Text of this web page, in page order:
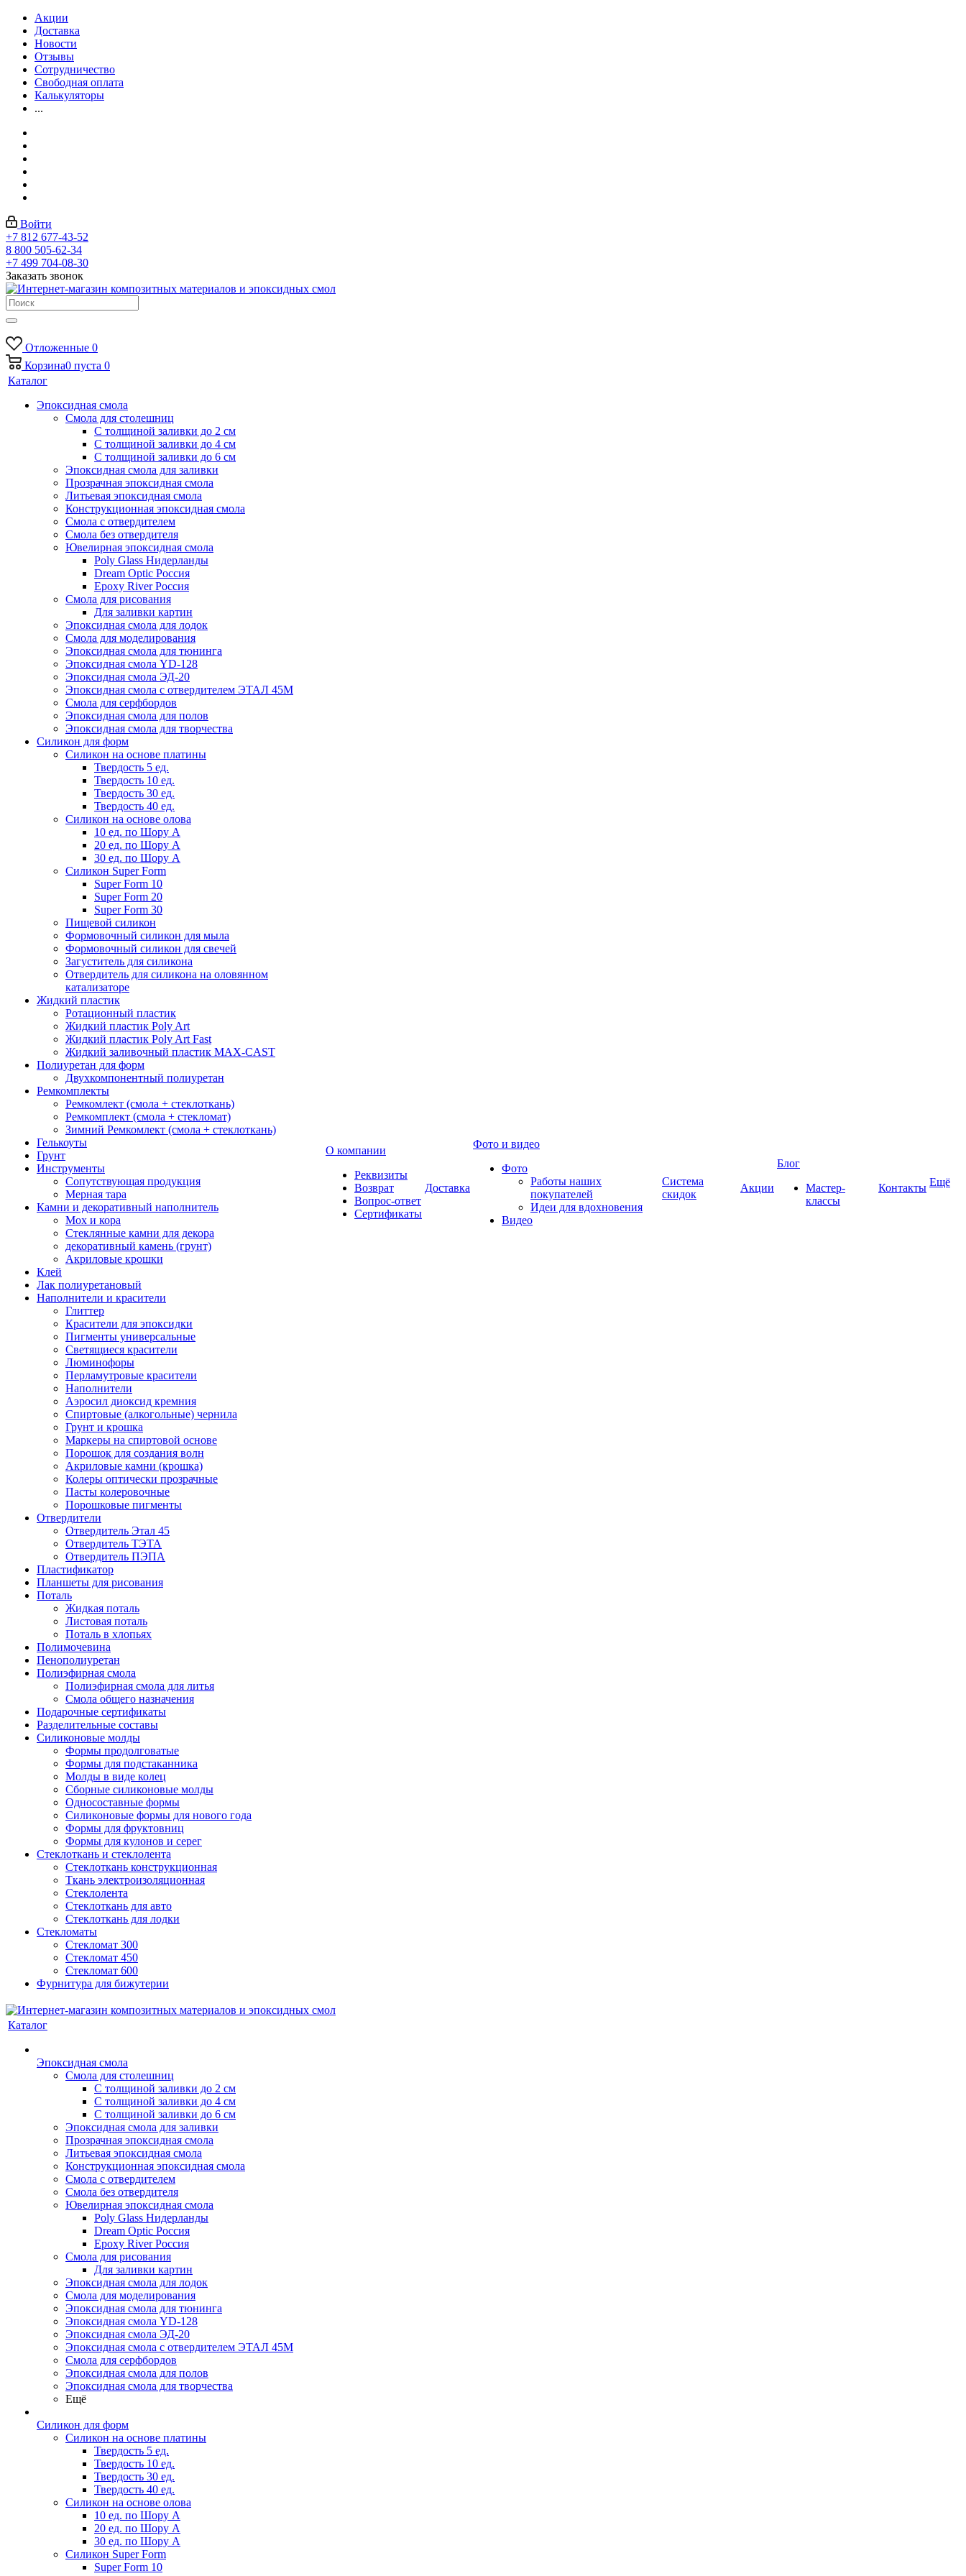
Акции
Доставка
Новости
Отзывы
Сотрудничество
Свободная оплата
Калькуляторы
...
Войти
+7 812 677-43-52
8 800 505-62-34
+7 499 704-08-30
Заказать звонок
Отложенные 0
Корзина0 пуста 0
Каталог
Эпоксидная смола
Смола для столешниц
С толщиной заливки до 2 см
С толщиной заливки до 4 см
С толщиной заливки до 6 см
Эпоксидная смола для заливки
Прозрачная эпоксидная смола
Литьевая эпоксидная смола
Конструкционная эпоксидная смола
Смола с отвердителем
Смола без отвердителя
Ювелирная эпоксидная смола
Poly Glass Нидерланды
Dream Optic Россия
Epoxy River Россия
Смола для рисования
Для заливки картин
Эпоксидная смола для лодок
Смола для моделирования
Эпоксидная смола для тюнинга
Эпоксидная смола YD-128
Эпоксидная смола ЭД-20
Эпоксидная смола с отвердителем ЭТАЛ 45М
Смола для серфбордов
Эпоксидная смола для полов
Эпоксидная смола для творчества
Силикон для форм
Силикон на основе платины
Твердость 5 ед.
Твердость 10 ед.
Твердость 30 ед.
Твердость 40 ед.
Силикон на основе олова
10 ед. по Шору А
20 ед. по Шору А
30 ед. по Шору А
Силикон Super Form
Super Form 10
Super Form 20
Super Form 30
Пищевой силикон
Формовочный силикон для мыла
Формовочный силикон для свечей
Загуститель для силикона
Отвердитель для силикона на оловянном
катализаторе
Жидкий пластик
Ротационный пластик
Жидкий пластик Poly Art
Жидкий пластик Poly Art Fast
Жидкий заливочный пластик MAX-CAST
Полиуретан для форм
Двухкомпонентный полиуретан
Ремкомплекты
Ремкомлект (смола + стеклоткань)
Ремкомплект (смола + стекломат)
Зимний Ремкомлект (смола + стеклоткань)
Гелькоуты
Грунт
Инструменты
Сопутствующая продукция
Мерная тара
Камни и декоративный наполнитель
Мох и кора
Стеклянные камни для декора
декоративный камень (грунт)
Акриловые крошки
Клей
Лак полиуретановый
Наполнители и красители
Глиттер
Красители для эпоксидки
Пигменты универсальные
Светящиеся красители
Люминофоры
Перламутровые красители
Наполнители
Аэросил диоксид кремния
Спиртовые (алкогольные) чернила
Грунт и крошка
Маркеры на спиртовой основе
Порошок для создания волн
Акриловые камни (крошка)
Колеры оптически прозрачные
Пасты колеровочные
Порошковые пигменты
Отвердители
Отвердитель Этал 45
Отвердитель ТЭТА
Отвердитель ПЭПА
Пластификатор
Планшеты для рисования
Поталь
Жидкая поталь
Листовая поталь
Поталь в хлопьях
Полимочевина
Пенополиуретан
Полиэфирная смола
Полиэфирная смола для литья
Смола общего назначения
Подарочные сертификаты
Разделительные составы
Силиконовые молды
Формы продолговатые
Формы для подстаканника
Молды в виде колец
Сборные силиконовые молды
Односоставные формы
Силиконовые формы для нового года
Формы для фруктовниц
Формы для кулонов и серег
Стеклоткань и стеклолента
Стеклоткань конструкционная
Ткань электроизоляционная
Стеклолента
Стеклоткань для авто
Стеклоткань для лодки
Стекломаты
Стекломат 300
Стекломат 450
Стекломат 600
Фурнитура для бижутерии
О компании
Реквизиты
Возврат
Вопрос-ответ
Сертификаты
Доставка
Фото и видео
Фото
Работы наших
покупателей
Идеи для вдохновения
Видео
Система
скидок
Акции
Блог
Мастер-
классы
Контакты Ещё
Каталог
Эпоксидная смола
Смола для столешниц
С толщиной заливки до 2 см
С толщиной заливки до 4 см
С толщиной заливки до 6 см
Эпоксидная смола для заливки
Прозрачная эпоксидная смола
Литьевая эпоксидная смола
Конструкционная эпоксидная смола
Смола с отвердителем
Смола без отвердителя
Ювелирная эпоксидная смола
Poly Glass Нидерланды
Dream Optic Россия
Epoxy River Россия
Смола для рисования
Для заливки картин
Эпоксидная смола для лодок
Смола для моделирования
Эпоксидная смола для тюнинга
Эпоксидная смола YD-128
Эпоксидная смола ЭД-20
Эпоксидная смола с отвердителем ЭТАЛ 45М
Смола для серфбордов
Эпоксидная смола для полов
Эпоксидная смола для творчества
Ещё
Силикон для форм
Силикон на основе платины
Твердость 5 ед.
Твердость 10 ед.
Твердость 30 ед.
Твердость 40 ед.
Силикон на основе олова
10 ед. по Шору А
20 ед. по Шору А
30 ед. по Шору А
Силикон Super Form
Super Form 10